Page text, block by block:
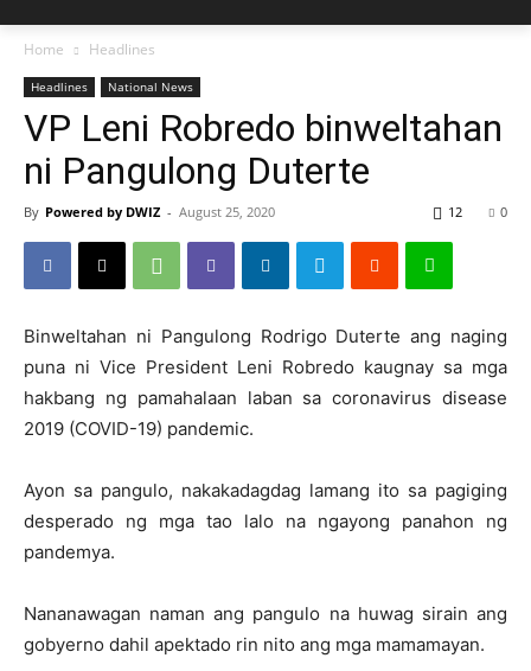
Home Headlines
Headlines National News
VP Leni Robredo binweltahan
ni Pangulong Duterte
By Powered by DWIZ - August 25, 2020 0
12
Binweltahan ni Pangulong Rodrigo Duterte ang naging
puna ni Vice President Leni Robredo kaugnay sa mga
hakbang ng pamahalaan laban sa coronavirus disease
2019 (COVID-19) pandemic.
Ayon sa pangulo, nakakadagdag lamang ito sa pagiging
desperado ng mga tao lalo na ngayong panahon ng
pandemya.
Nananawagan naman ang pangulo na huwag sirain ang
gobyerno dahil apektado rin nito ang mga mamamayan.